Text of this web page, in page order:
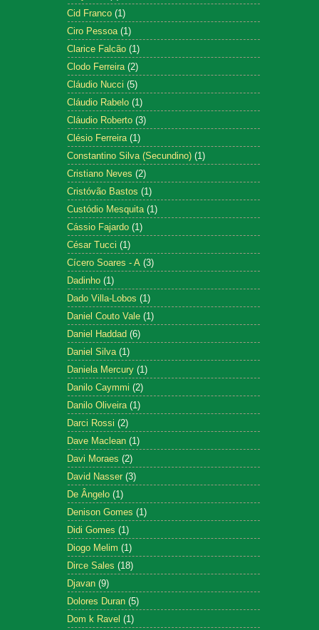
Cid Franco (1)
Ciro Pessoa (1)
Clarice Falcão (1)
Clodo Ferreira (2)
Cláudio Nucci (5)
Cláudio Rabelo (1)
Cláudio Roberto (3)
Clésio Ferreira (1)
Constantino Silva (Secundino) (1)
Cristiano Neves (2)
Cristóvão Bastos (1)
Custódio Mesquita (1)
Cássio Fajardo (1)
César Tucci (1)
Cícero Soares - A (3)
Dadinho (1)
Dado Villa-Lobos (1)
Daniel Couto Vale (1)
Daniel Haddad (6)
Daniel Silva (1)
Daniela Mercury (1)
Danilo Caymmi (2)
Danilo Oliveira (1)
Darci Rossi (2)
Dave Maclean (1)
Davi Moraes (2)
David Nasser (3)
De Ângelo (1)
Denison Gomes (1)
Didi Gomes (1)
Diogo Melim (1)
Dirce Sales (18)
Djavan (9)
Dolores Duran (5)
Dom k Ravel (1)